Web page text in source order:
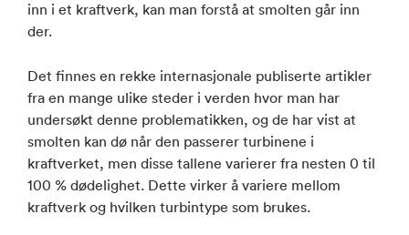
inn i et kraftverk, kan man forstå at smolten går inn
der.
Det finnes en rekke internasjonale publiserte artikler
fra en mange ulike steder i verden hvor man har
undersøkt denne problematikken, og de har vist at
smolten kan dø når den passerer turbinene i
kraftverket, men disse tallene varierer fra nesten 0 til
100 % dødelighet. Dette virker å variere mellom
kraftverk og hvilken turbintype som brukes.